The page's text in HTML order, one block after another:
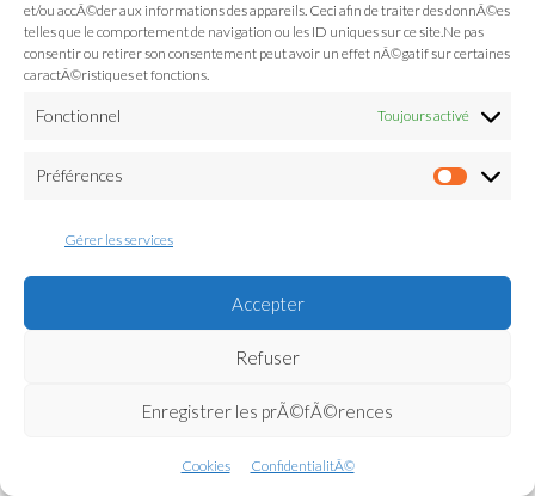
et/ou accÃ©der aux informations des appareils. Ceci afin de traiter des donnÃ©es
telles que le comportement de navigation ou les ID uniques sur ce site.Ne pas
consentir ou retirer son consentement peut avoir un effet nÃ©gatif sur certaines
caractÃ©ristiques et fonctions.
Fonctionnel Toujours activé
Préférences
Gérer les services
Accepter
Refuser
Enregistrer les prÃ©fÃ©rences
Cookies ConfidentialitÃ©